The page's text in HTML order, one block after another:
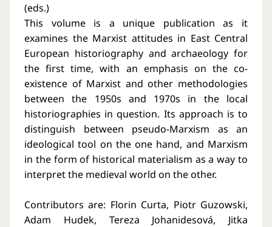
(eds.)
This volume is a unique publication as it
examines the Marxist attitudes in East Central
European historiography and archaeology for
the first time, with an emphasis on the co-
existence of Marxist and other methodologies
between the 1950s and 1970s in the local
historiographies in question. Its approach is to
distinguish between pseudo-Marxism as an
ideological tool on the one hand, and Marxism
in the form of historical materialism as a way to
interpret the medieval world on the other.
Contributors are: Florin Curta, Piotr Guzowski,
Adam Hudek, Tereza Johanidesová, Jitka